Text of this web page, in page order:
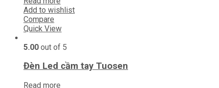
Add to wishlist
Compare
Quick View
5.00 out of 5
Đèn Led cầm tay Tuosen
Read more